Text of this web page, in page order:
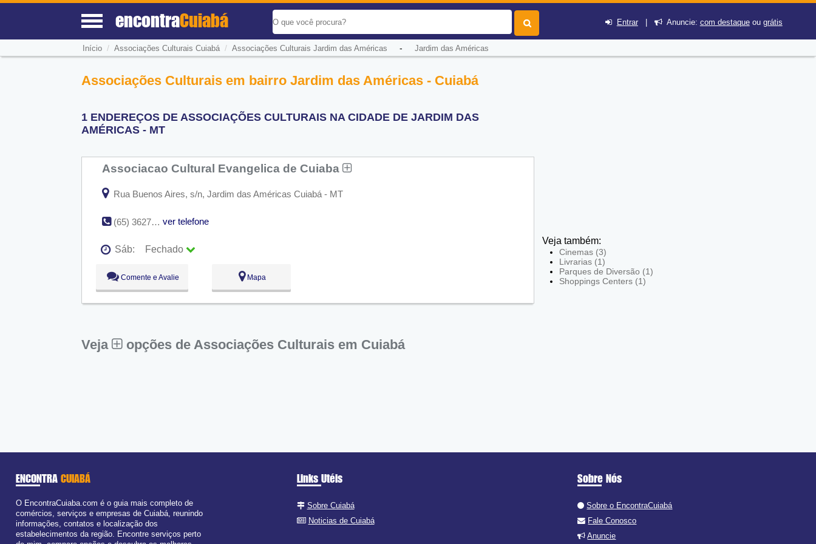
encontraCuiabá Entrar| Anuncie: com destaqueou grátis
Início / Associações Culturais Cuiabá/ Associações Culturais Jardim das Américas - Jardim das Américas
Associações Culturais em bairro Jardim das Américas - Cuiabá
1 ENDEREÇOS DE ASSOCIAÇÕES CULTURAIS NA CIDADE DE JARDIM DAS
AMÉRICAS - MT
Associacao Cultural Evangelica de Cuiaba
Rua Buenos Aires, s/n, Jardim das Américas Cuiabá - MT
(65) 3627-4093 ver telefone
Sáb:
Fechado
Seg:
Ter:
09:00 - 18:00
Qua:
09:00 - 18:00
Qui:
09:00 - 18:00
Comente e Avalie Mapa
Veja opções de Associações Culturais em Cuiabá
Veja também:
Cinemas (3)
Livrarias (1)
Parques de Diversão (1)
Shoppings Centers (1)
ENCONTRA CUIABÁ
O EncontraCuiaba.com é o guia mais completo de
comércios, serviços e empresas de Cuiabá, reunindo
informações, contatos e localização dos
estabelecimentos da região. Encontre serviços perto
Links Utéis
Sobre Cuiabá
Noticias de Cuiabá
Sobre Nós
Sobre o EncontraCuiabá
Fale Conosco
Anuncie